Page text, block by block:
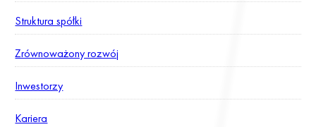
Struktura spółki
Zrównoważony rozwój
Inwestorzy
Kariera